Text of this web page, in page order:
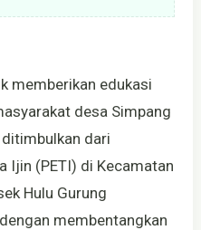
memberikan edukasi
desa Simpang
dari
Ijin (PETI) di Kecamatan
Hulu Gurung
membentangkan